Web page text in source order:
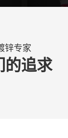
锌专家
的追求